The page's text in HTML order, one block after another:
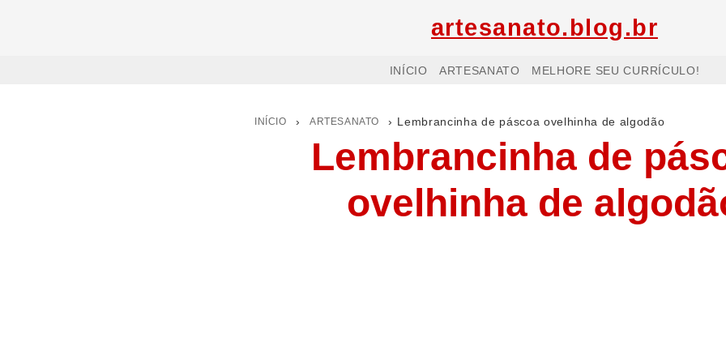
artesanato.blog.br
INÍCIO ARTESANATO MELHORE SEU CURRÍCULO!
INÍCIO › ARTESANATO › Lembrancinha de páscoa ovelhinha de algodão
Lembrancinha de
ovelhinha de